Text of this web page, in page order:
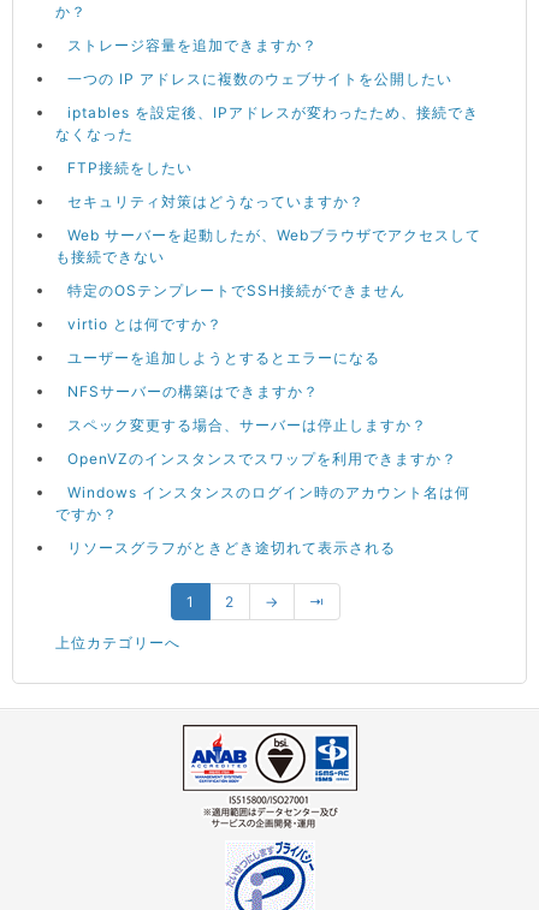
か？
ストレージ容量を追加できますか？
一つの IP アドレスに複数のウェブサイトを公開したい
iptables を設定後、IPアドレスが変わったため、接続でき
なくなった
FTP接続をしたい
セキュリティ対策はどうなっていますか？
Web サーバーを起動したが、Webブラウザでアクセスして
も接続できない
特定のOSテンプレートでSSH接続ができません
virtio とは何ですか？
ユーザーを追加しようとするとエラーになる
NFSサーバーの構築はできますか？
スペック変更する場合、サーバーは停止しますか？
OpenVZのインスタンスでスワップを利用できますか？
Windows インスタンスのログイン時のアカウント名は何
ですか？
リソースグラフがときどき途切れて表示される
1 2 → ⇥
上位カテゴリーへ